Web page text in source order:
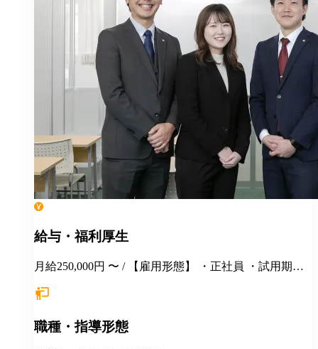
給与・福利厚生
月給250,000円 〜 / 【雇用形態】 ・正社員 ・試用期間6
経験・年齢等を考慮し、決定いたします。面接時にぜ
400万円（賞与、各種手当込み） ※上記は固定残業代
職種・指導形態